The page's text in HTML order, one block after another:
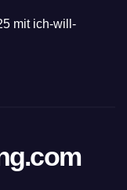
mit ich-will-